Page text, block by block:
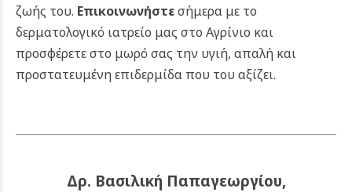
ζωής του. Επικοινωνήστεσήμερα με το
δερματολογικό ιατρείο μας στο Αγρίνιο και
προσφέρετε στο μωρό σας την υγιή, απαλή και
προστατευμένη επιδερμίδα που του αξίζει.
Δρ. Βασιλική Παπαγεωργίου,